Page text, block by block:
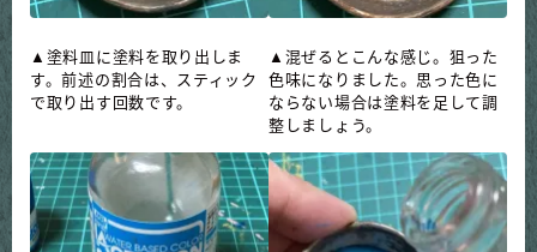
▲塗料皿に塗料を取り出しま
す。前述の割合は、スティック
で取り出す回数です。
▲混ぜるとこんな感じ。狙った
色味になりました。思った色に
ならない場合は塗料を足して調
整しましょう。